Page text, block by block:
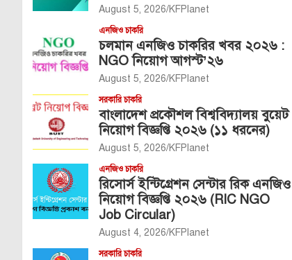
August 5, 2026 KFPlanet
এনজিও চাকরি
চলমান এনজিও চাকরির খবর ২০২৬ :
NGO নিয়োগ আগস্ট’২৬
August 5, 2026 KFPlanet
সরকারি চাকরি
বাংলাদেশ প্রকৌশল বিশ্ববিদ্যালয় বুয়েট
নিয়োগ বিজ্ঞপ্তি ২০২৬ (১১ ধরনের)
August 5, 2026 KFPlanet
এনজিও চাকরি
রিসোর্স ইন্টিগ্রেশন সেন্টার রিক এনজিও
নিয়োগ বিজ্ঞপ্তি ২০২৬ (RIC NGO
Job Circular)
August 4, 2026 KFPlanet
সরকারি চাকরি